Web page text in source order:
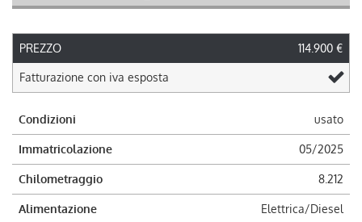
PREZZO 114.900 €
Fatturazione con iva esposta
Condizioni usato
Immatricolazione 05/2025
Chilometraggio 8.212
Alimentazione Elettrica/Diesel